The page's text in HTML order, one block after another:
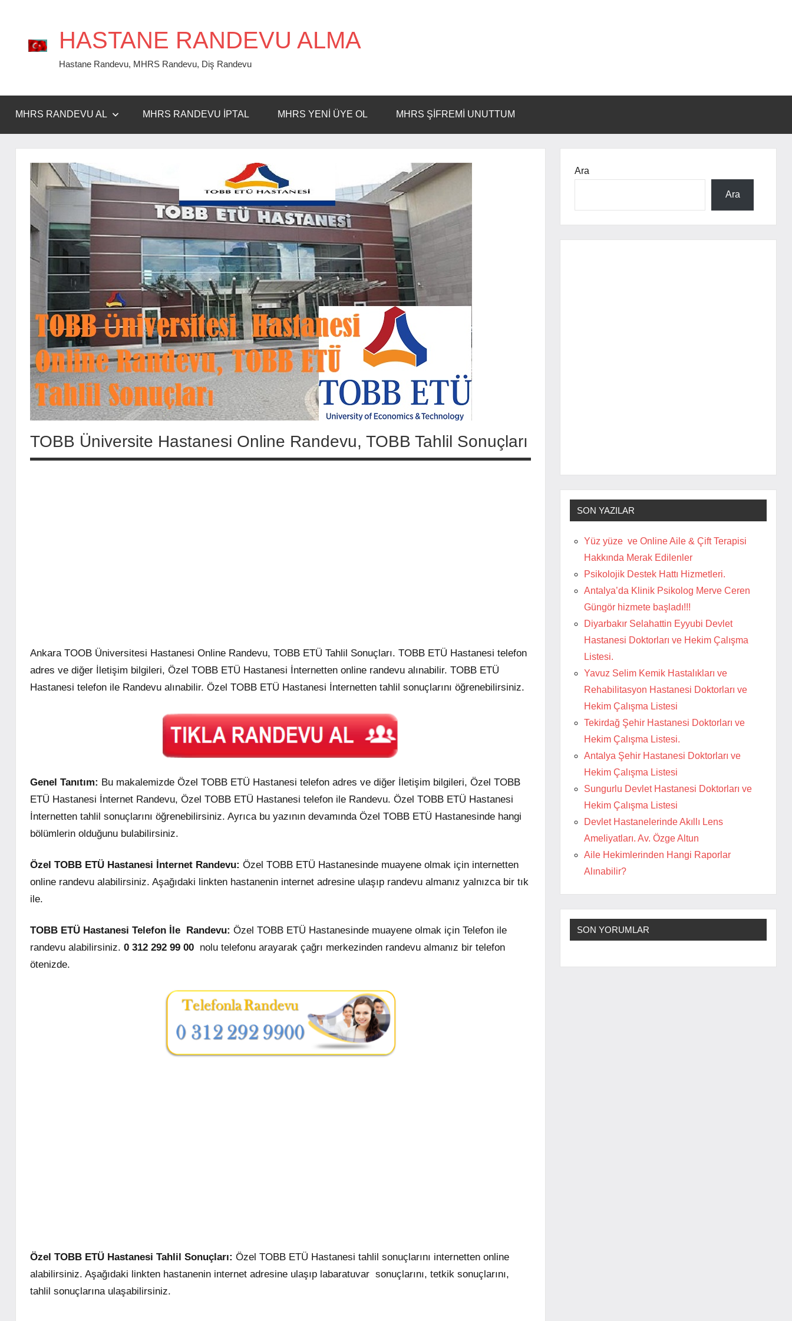
HASTANE RANDEVU ALMA
Hastane Randevu, MHRS Randevu, Diş Randevu
MHRS RANDEVU AL MHRS RANDEVU İPTAL MHRS YENI ÜYE OL MHRS ŞIFREMI UNUTTUM
TOBB Üniversite Hastanesi Online Randevu, TOBB Tahlil Sonuçları
Ankara TOOB Üniversitesi Hastanesi Online Randevu, TOBB ETÜ Tahlil Sonuçları. TOBB ETÜ Hastanesi telefon
adres ve diğer İletişim bilgileri, Özel TOBB ETÜ Hastanesi İnternetten online randevu alınabilir. TOBB ETÜ
Hastanesi telefon ile Randevu alınabilir. Özel TOBB ETÜ Hastanesi İnternetten tahlil sonuçlarını öğrenebilirsiniz.
Genel Tanıtım: Bu makalemizde Özel TOBB ETÜ Hastanesi telefon adres ve diğer İletişim bilgileri, Özel TOBB
ETÜ Hastanesi İnternet Randevu, Özel TOBB ETÜ Hastanesi telefon ile Randevu. Özel TOBB ETÜ Hastanesi
İnternetten tahlil sonuçlarını öğrenebilirsiniz. Ayrıca bu yazının devamında Özel TOBB ETÜ Hastanesinde hangi
bölümlerin olduğunu bulabilirsiniz.
Özel TOBB ETÜ Hastanesi İnternet Randevu: Özel TOBB ETÜ Hastanesinde muayene olmak için internetten
online randevu alabilirsiniz. Aşağıdaki linkten hastanenin internet adresine ulaşıp randevu almanız yalnızca bir tık
ile.
TOBB ETÜ Hastanesi Telefon İle Randevu: Özel TOBB ETÜ Hastanesinde muayene olmak için Telefon ile
randevu alabilirsiniz. 0 312 292 99 00 nolu telefonu arayarak çağrı merkezinden randevu almanız bir telefon
ötenizde.
Özel TOBB ETÜ Hastanesi Tahlil Sonuçları: Özel TOBB ETÜ Hastanesi tahlil sonuçlarını internetten online
alabilirsiniz. Aşağıdaki linkten hastanenin internet adresine ulaşıp labaratuvar sonuçlarını, tetkik sonuçlarını,
tahlil sonuçlarına ulaşabilirsiniz.
Ara
Ara
SON YAZILAR
Yüz yüze ve Online Aile & Çift Terapisi
Hakkında Merak Edilenler
Psikolojik Destek Hattı Hizmetleri.
Antalya’da Klinik Psikolog Merve Ceren
Güngör hizmete başladı!!!
Diyarbakır Selahattin Eyyubi Devlet
Hastanesi Doktorları ve Hekim Çalışma
Listesi.
Yavuz Selim Kemik Hastalıkları ve
Rehabilitasyon Hastanesi Doktorları ve
Hekim Çalışma Listesi
Tekirdağ Şehir Hastanesi Doktorları ve
Hekim Çalışma Listesi.
Antalya Şehir Hastanesi Doktorları ve
Hekim Çalışma Listesi
Sungurlu Devlet Hastanesi Doktorları ve
Hekim Çalışma Listesi
Devlet Hastanelerinde Akıllı Lens
Ameliyatları. Av. Özge Altun
Aile Hekimlerinden Hangi Raporlar
Alınabilir?
SON YORUMLAR